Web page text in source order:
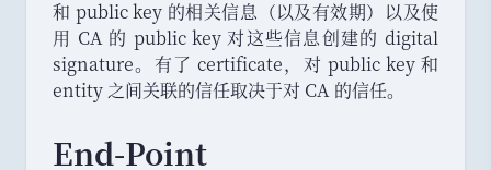
和 public key 的相关信息 （以及有效期） 以及使
用 CA 的 public key 对这些信息创建的 digital
signature。 有了 certificate，
对 public key 和
entity 之间关联的信任取决于对 CA 的信任。
End-Point